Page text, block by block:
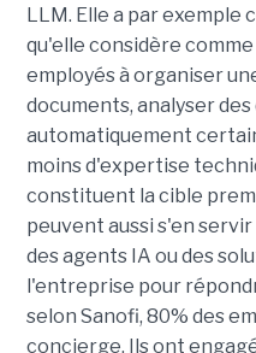
LLM. Elle a par exemple
qu'elle considère
employés à organiser
documents, analyser
automatiquement
moins d'expertise
constituent la cible
peuvent aussi s'en
des agents IA ou des
l'entreprise pour
selon Sanofi, 80% des
concierge. Ils ont